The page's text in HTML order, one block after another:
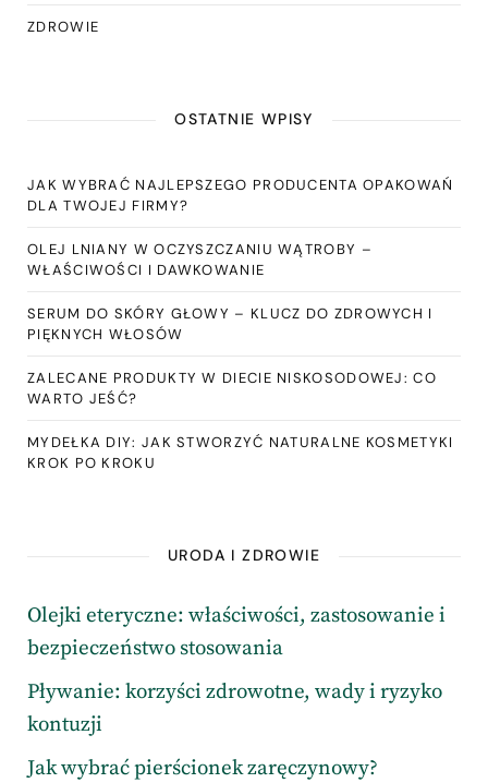
ZDROWIE
OSTATNIE WPISY
JAK WYBRAĆ NAJLEPSZEGO PRODUCENTA OPAKOWAŃ
DLA TWOJEJ FIRMY?
OLEJ LNIANY W OCZYSZCZANIU WĄTROBY –
WŁAŚCIWOŚCI I DAWKOWANIE
SERUM DO SKÓRY GŁOWY – KLUCZ DO ZDROWYCH I
PIĘKNYCH WŁOSÓW
ZALECANE PRODUKTY W DIECIE NISKOSODOWEJ: CO
WARTO JEŚĆ?
MYDEŁKA DIY: JAK STWORZYĆ NATURALNE KOSMETYKI
KROK PO KROKU
URODA I ZDROWIE
Olejki eteryczne: właściwości, zastosowanie i
bezpieczeństwo stosowania
Pływanie: korzyści zdrowotne, wady i ryzyko
kontuzji
Jak wybrać pierścionek zaręczynowy?